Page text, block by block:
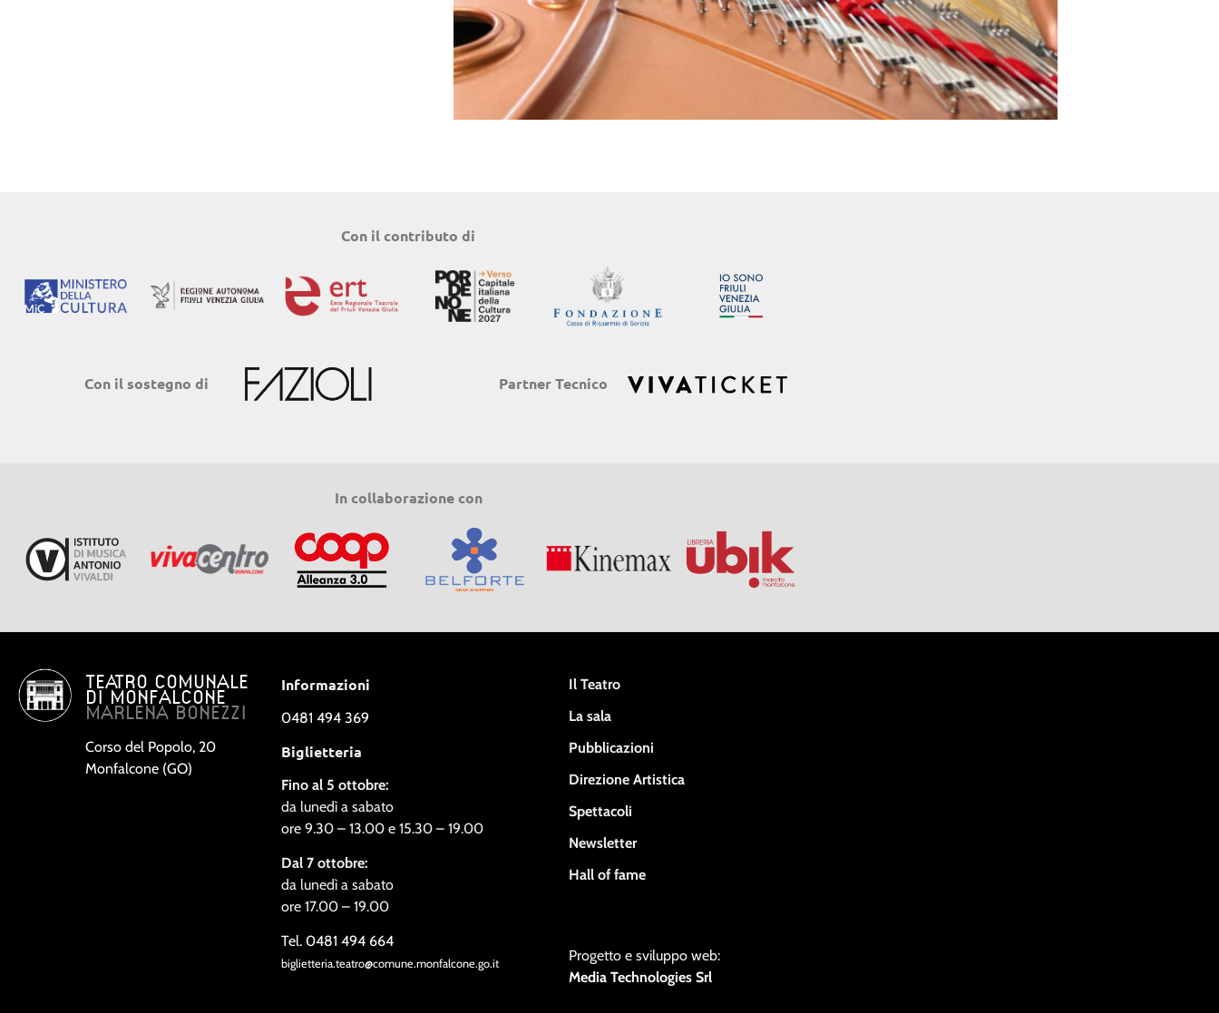
Con il contributo di
Con il sostegno di Partner Tecnico
In collaborazione con
TEATRO COMUNALE
DI MONFALCONE
MARLENA BONEZZI
Corso del Popolo, 20
Monfalcone (GO)
Informazioni
0481 494 369
Biglietteria
Fino al 5 ottobre:
da lunedì a sabato
ore 9.30 – 13.00 e 15.30 – 19.00
Dal 7 ottobre:
da lunedì a sabato
ore 17.00 – 19.00
Tel. 0481 494 664
biglietteria.teatro@comune.monfalcone.go.it
Il Teatro
La sala
Pubblicazioni
Direzione Artistica
Spettacoli
Newsletter
Hall of fame
Progetto e sviluppo web:
Media Technologies Srl